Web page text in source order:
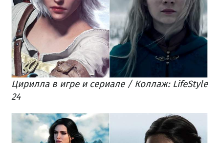
Цирилла в игре и сериале / Коллаж: LifeStyle
24